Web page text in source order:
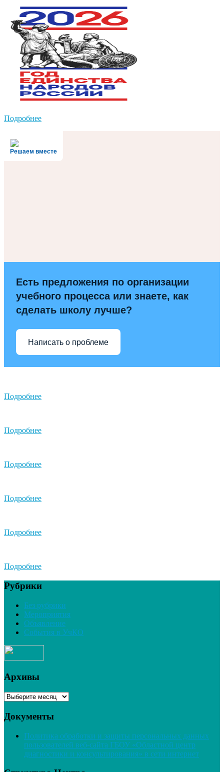
Подробнее
Решаем вместе
Есть предложения по организации
учебного процесса или знаете, как
сделать школу лучше?
Написать о проблеме
Подробнее
Подробнее
Подробнее
Подробнее
Подробнее
Подробнее
Рубрики
Без рубрики
Мероприятия
Объявление
События в УчКО
Архивы
Архивы
Документы
Политика обработки и защиты персональных данных
пользователей веб-сайта ГБОУ «Областной центр
диагностики и консультирования» в сети интернет